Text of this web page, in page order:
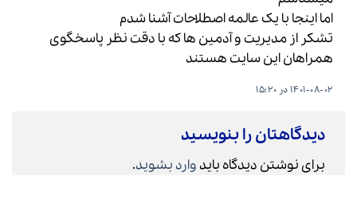
اما اینجا با یک عالمه اصطلاحات آشنا شدم
تشکر از مدیریت و آدمین ها که با دقت نظر پاسخگوی
همراهان این سایت هستند
1401-08-02 در 15:20
دیدگاهتان را بنویسید
برای نوشتن دیدگاه باید وارد بشوید.